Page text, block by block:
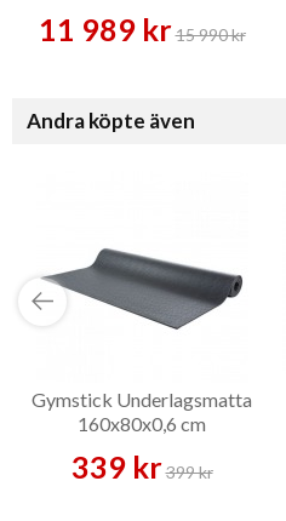
11 989 kr15 990 kr
Andra köpte även
Gymstick Underlagsmatta
160x80x0,6 cm
339 kr399 kr